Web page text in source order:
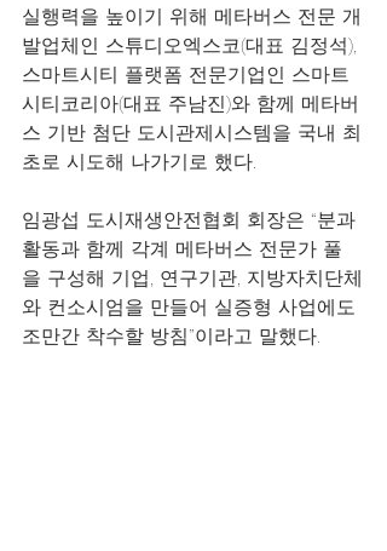
실행력을 높이기 위해 메타버스 전문 개
발업체인 스튜디오엑스코(대표 김정석),
스마트시티 플랫폼 전문기업인 스마트
시티코리아(대표 주남진)와 함께 메타버
스 기반 첨단 도시관제시스템을 국내 최
초로 시도해 나가기로 했다.
임광섭 도시재생안전협회 회장은 “분과
활동과 함께 각계 메타버스 전문가 풀
을 구성해 기업, 연구기관, 지방자치단체
와 컨소시엄을 만들어 실증형 사업에도
조만간 착수할 방침”이라고 말했다.